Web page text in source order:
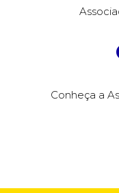
Ultreia et Suseia 2026
Conheça a